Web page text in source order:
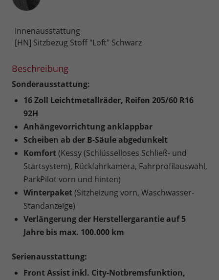
Innenausstattung
[HN] Sitzbezug Stoff "Loft" Schwarz
Beschreibung
Sonderausstattung:
16 Zoll Leichtmetallräder, Reifen 205/60 R16
92H
Anhängevorrichtung anklappbar
Scheiben ab der B-Säule abgedunkelt
Komfort(Kessy (Schlüsselloses Schließ- und
Startsystem), Rückfahrkamera, Fahrprofilauswahl,
ParkPilot vorn und hinten)
Winterpaket(Sitzheizung vorn, Waschwasser-
Standanzeige)
Verlängerung der Herstellergarantie auf 5
Jahre bis max. 100.000 km
Serienausstattung:
Front Assist inkl. City-Notbremsfunktion,